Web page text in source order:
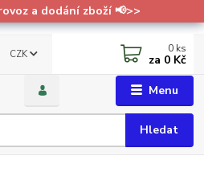
a dodání zboží 📢>>
Menu
CZK
Hledat
0 ks
za 0 Kč